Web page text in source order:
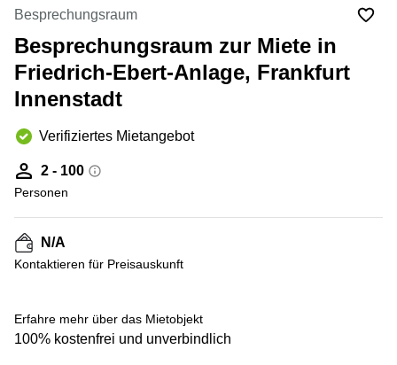
Düsseldorf
Büro
mieten
Köln
mieten
Essen
Büro
mieten
Seminarraum
Düsseldorf
Neuss
Büro
Berlin
Kienberger
Allee 4
Berlin
Schönefeld
Bahnhofstrasse
8 Hannover
Speditionstraße
21 Regus
Arcus
Park
Torgauer
Mainzer
Landstraße
69
Besprechungsraum
Besprechungsraum zur Miete in
Friedrich-Ebert-Anlage, Frankfurt
Innenstadt
Verifiziertes Mietangebot
2 - 100
Personen
N/A
Kontaktieren für Preisauskunft
Erfahre mehr über das Mietobjekt
100% kostenfrei und unverbindlich